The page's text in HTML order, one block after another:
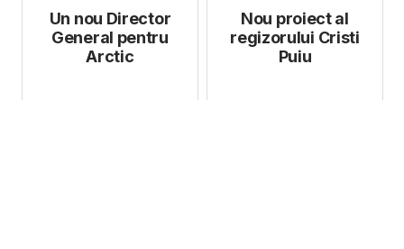
Un nou Director
General pentru
Arctic
Nou proiect al
regizorului Cristi
Puiu